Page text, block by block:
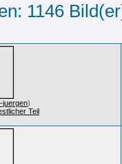
1146
juergen)
Teil